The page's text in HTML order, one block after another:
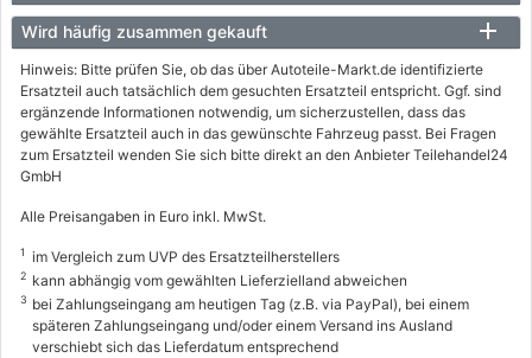
Wird häufig zusammen gekauft
Hinweis: Bitte prüfen Sie, ob das über Autoteile-Markt.de identifizierte
Ersatzteil auch tatsächlich dem gesuchten Ersatzteil entspricht. Ggf. sind
ergänzende Informationen notwendig, um sicherzustellen, dass das
gewählte Ersatzteil auch in das gewünschte Fahrzeug passt. Bei Fragen
zum Ersatzteil wenden Sie sich bitte direkt an den Anbieter Teilehandel24
GmbH
Alle Preisangaben in Euro inkl. MwSt.
1 im Vergleich zum UVP des Ersatzteilherstellers
2 kann abhängig vom gewählten Lieferzielland abweichen
3 bei Zahlungseingang am heutigen Tag (z.B. via PayPal), bei einem
späteren Zahlungseingang und/oder einem Versand ins Ausland
verschiebt sich das Lieferdatum entsprechend